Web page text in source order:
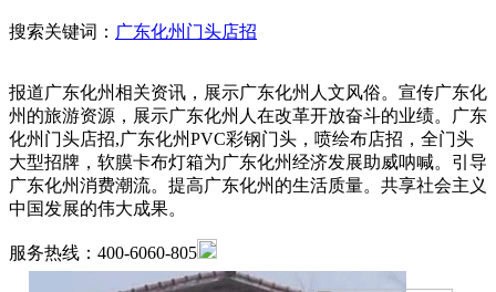
搜索关键词： 广东化州门头店招
报道广东化州相关资讯，展示广东化州人文风俗。宣传广东化
州的旅游资源，展示广东化州人在改革开放奋斗的业绩。广东
化州门头店招,广东化州PVC彩钢门头，喷绘布店招，全门头
大型招牌，软膜卡布灯箱为广东化州经济发展助威呐喊。引导
广东化州消费潮流。提高广东化州的生活质量。共享社会主义
中国发展的伟大成果。
服务热线：400-6060-805